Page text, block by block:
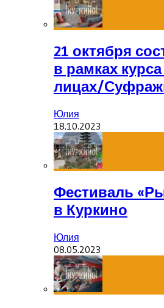
21 октября
в рамках
лицах/
Юлия
18.10.2023
Фестиваль
в Куркино
Юлия
08.05.2023